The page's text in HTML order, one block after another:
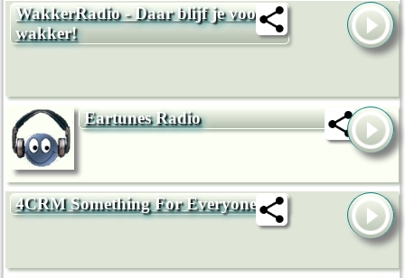
WakkerRadio - Daar blijf je voor
wakker!
Eartunes Radio
4CRM Something For Everyone